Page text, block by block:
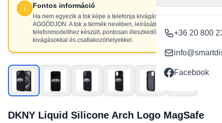
+36 20 800
Facebook
Fontos információ
Ha nem egyezik a tok képe a telefonja kivágásaival, NE
AGGÓDJON. A tok a termék nevében, leírásában szereplő
telefonmodellhez készült, pontosan illeszkedő
kivágásokkal és csatlakozóhelyekkel.
DKNY Liquid Silicone Arch Logo MagSafe